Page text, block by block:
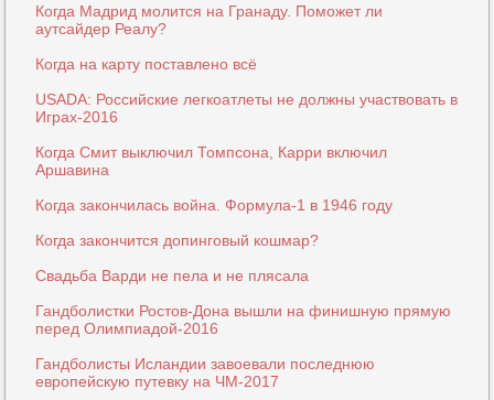
Когда Мадрид молится на Гранаду. Поможет ли
аутсайдер Реалу?
Когда на карту поставлено всё
USADA: Российские легкоатлеты не должны участвовать в
Играх-2016
Когда Смит выключил Томпсона, Карри включил
Аршавина
Когда закончилась война. Формула-1 в 1946 году
Когда закончится допинговый кошмар?
Свадьба Варди не пела и не плясала
Гандболистки Ростов-Дона вышли на финишную прямую
перед Олимпиадой-2016
Гандболисты Исландии завоевали последнюю
европейскую путевку на ЧМ-2017